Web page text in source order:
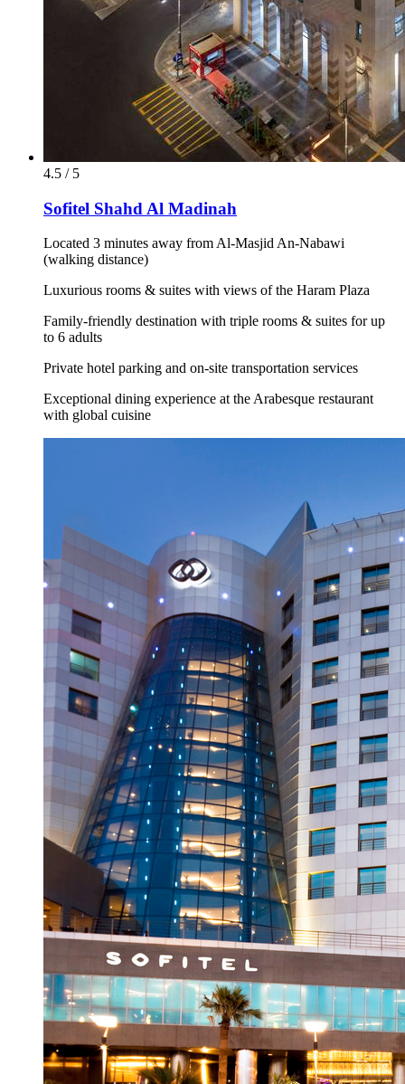
4.5 / 5
Sofitel Shahd Al Madinah
Located 3 minutes away from Al-Masjid An-Nabawi
(walking distance)
Luxurious rooms & suites with views of the Haram Plaza
Family-friendly destination with triple rooms & suites for up
to 6 adults
Private hotel parking and on-site transportation services
Exceptional dining experience at the Arabesque restaurant
with global cuisine